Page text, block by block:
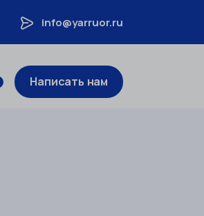
info@yarruor.ru
Написать нам